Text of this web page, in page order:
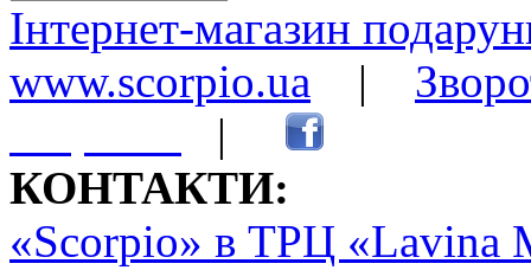
Інтернет-магазин
www.scorpio.ua |
|
КОНТАКТИ:
«Scorpio» в ТРЦ «Lavina